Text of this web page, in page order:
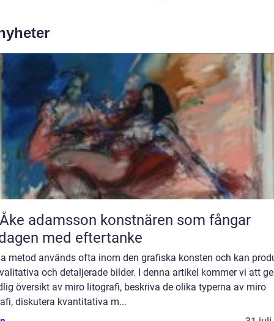
konstnären som fångar
med eftertanke
metod används ofta inom den grafiska konsten och kan
och detaljerade bilder. I denna artikel kommer vi att
översikt av miro litografi, beskriva de olika typerna av miro
diskutera kvantitativa m...